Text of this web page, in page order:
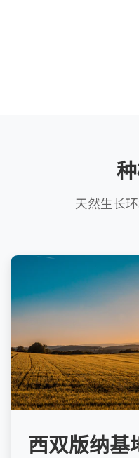
天然生长
西双版纳基